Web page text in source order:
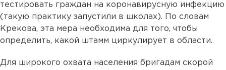
тестировать граждан на коронавирусную инфекцию
(такую практику запустили в школах). По словам
Крекова, эта мера необходима для того, чтобы
определить, какой штамм циркулирует в области.
Для широкого охвата населения бригадам скорой